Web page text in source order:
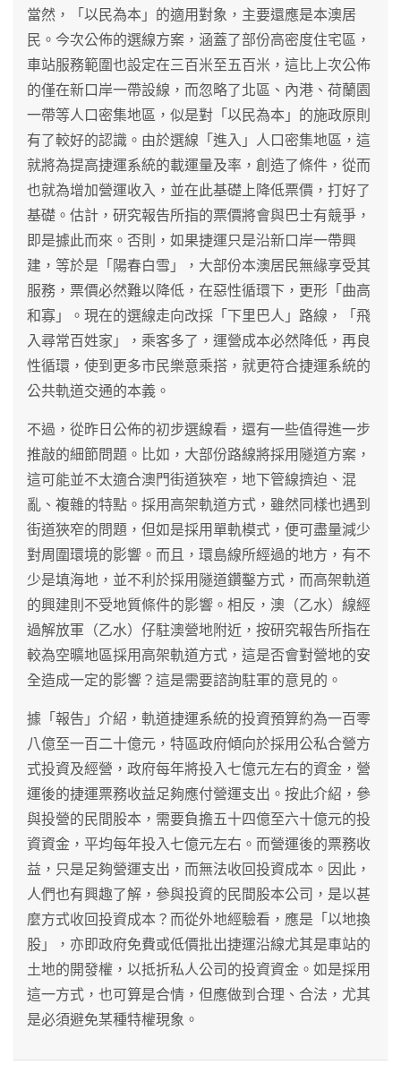
當然，「以民為本」的適用對象，主要還應是本澳居
民。今次公佈的選線方案，涵蓋了部份高密度住宅區，
車站服務範圍也設定在三百米至五百米，這比上次公佈
的僅在新口岸一帶設線，而忽略了北區、內港、荷蘭園
一帶等人口密集地區，似是對「以民為本」的施政原則
有了較好的認識。由於選線「進入」人口密集地區，這
就將為提高捷運系統的載運量及率，創造了條件，從而
也就為增加營運收入，並在此基礎上降低票價，打好了
基礎。估計，研究報告所指的票價將會與巴士有競爭，
即是據此而來。否則，如果捷運只是沿新口岸一帶興
建，等於是「陽春白雪」，大部份本澳居民無緣享受其
服務，票價必然難以降低，在惡性循環下，更形「曲高
和寡」。現在的選線走向改採「下里巴人」路線，「飛
入尋常百姓家」，乘客多了，運營成本必然降低，再良
性循環，使到更多市民樂意乘搭，就更符合捷運系統的
公共軌道交通的本義。
不過，從昨日公佈的初步選線看，還有一些值得進一步
推敲的細節問題。比如，大部份路線將採用隧道方案，
這可能並不太適合澳門街道狹窄，地下管線擠迫、混
亂、複雜的特點。採用高架軌道方式，雖然同樣也遇到
街道狹窄的問題，但如是採用單軌模式，便可盡量減少
對周圍環境的影響。而且，環島線所經過的地方，有不
少是填海地，並不利於採用隧道鑽鑿方式，而高架軌道
的興建則不受地質條件的影響。相反，澳（乙水）線經
過解放軍（乙水）仔駐澳營地附近，按研究報告所指在
較為空曠地區採用高架軌道方式，這是否會對營地的安
全造成一定的影響？這是需要諮詢駐軍的意見的。
據「報告」介紹，軌道捷運系統的投資預算約為一百零
八億至一百二十億元，特區政府傾向於採用公私合營方
式投資及經營，政府每年將投入七億元左右的資金，營
運後的捷運票務收益足夠應付營運支出。按此介紹，參
與投營的民間股本，需要負擔五十四億至六十億元的投
資資金，平均每年投入七億元左右。而營運後的票務收
益，只是足夠營運支出，而無法收回投資成本。因此，
人們也有興趣了解，參與投資的民間股本公司，是以甚
麼方式收回投資成本？而從外地經驗看，應是「以地換
股」，亦即政府免費或低價批出捷運沿線尤其是車站的
土地的開發權，以抵折私人公司的投資資金。如是採用
這一方式，也可算是合情，但應做到合理、合法，尤其
是必須避免某種特權現象。